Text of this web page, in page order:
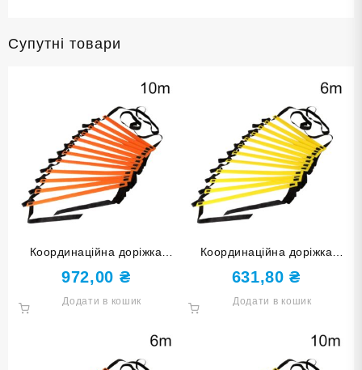
Супутні товари
Координаційна доріжка
оранжева 10 м 4MM-1020-
ОРН
972,00 ₴
Додати в кошик
Координаційна доріжка
жовта 6 м 4MM-612-Ж
631,80₴
Додати в кошик